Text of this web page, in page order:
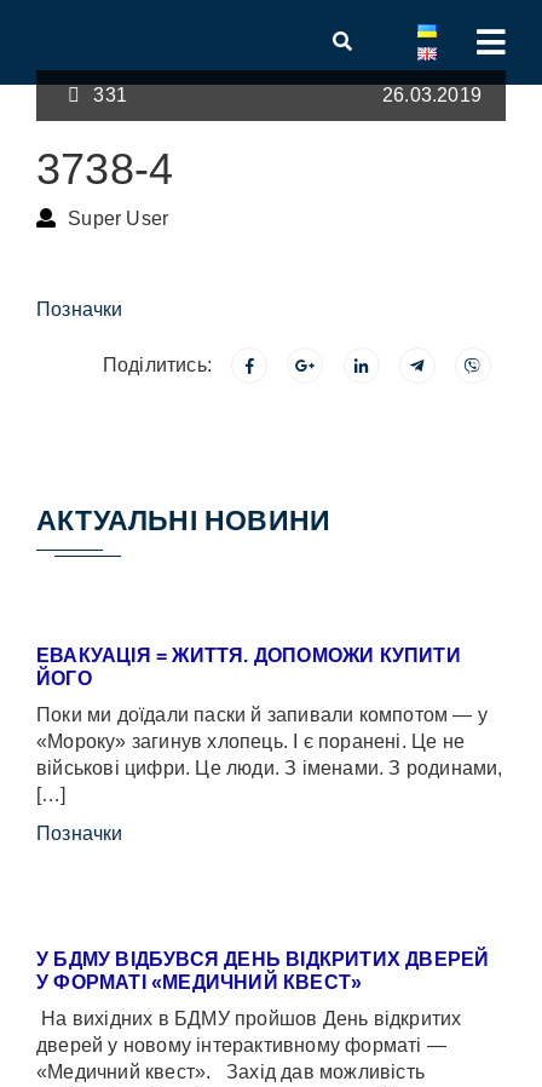
331 26.03.2019
3738-4
Super User
Позначки
Поділитись:
АКТУАЛЬНІ НОВИНИ
ЕВАКУАЦІЯ = ЖИТТЯ. ДОПОМОЖИ КУПИТИ
ЙОГО
Поки ми доїдали паски й запивали компотом — у
«Мороку» загинув хлопець. І є поранені. Це не
військові цифри. Це люди. З іменами. З родинами,
[…]
Позначки
У БДМУ ВІДБУВСЯ ДЕНЬ ВІДКРИТИХ ДВЕРЕЙ
У ФОРМАТІ «МЕДИЧНИЙ КВЕСТ»
На вихідних в БДМУ пройшов День відкритих
дверей у новому інтерактивному форматі —
«Медичний квест». Захід дав можливість